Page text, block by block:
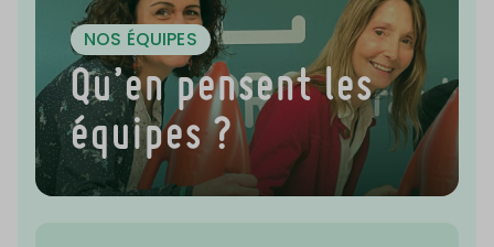
NOS ÉQUIPES
Qu’en pensent les
équipes ?